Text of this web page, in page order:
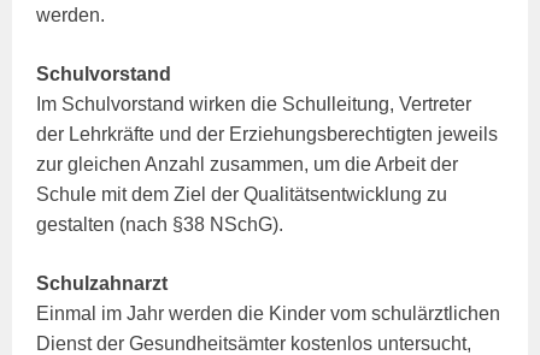
werden.
Schulvorstand
Im Schulvorstand wirken die Schulleitung, Vertreter
der Lehrkräfte und der Erziehungsberechtigten jeweils
zur gleichen Anzahl zusammen, um die Arbeit der
Schule mit dem Ziel der Qualitätsentwicklung zu
gestalten (nach §38 NSchG).
Schulzahnarzt
Einmal im Jahr werden die Kinder vom schulärztlichen
Dienst der Gesundheitsämter kostenlos untersucht,